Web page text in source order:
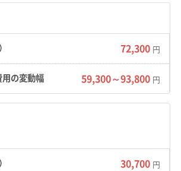
も残り、南部・初倉エリアは大井
な土地ですが、場所によっては地
性があります。
の山間部では重機やトラックが
道が多く見られます。また、中央
アは観光客も多いため、工事中
周囲の景観への配慮が特に求めら
72,300 円
59,300～93,800 円
30,700 円